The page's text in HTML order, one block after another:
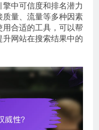
中可信度和排名潜力
量、流量等多种因素
合适的工具，可以帮
网站在搜索结果中的